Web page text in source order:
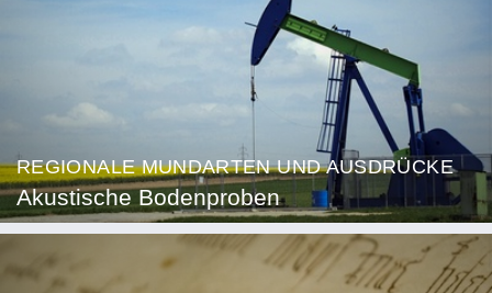
REGIONALE MUNDARTEN UND AUSDRÜCKE
Akustische Bodenproben